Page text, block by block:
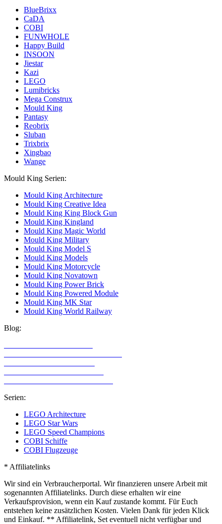
BlueBrixx
CaDA
COBI
FUNWHOLE
Happy Build
INSOON
Jiestar
Kazi
LEGO
Lumibricks
Mega Construx
Mould King
Pantasy
Reobrix
Sluban
Trixbrix
Xingbao
Wange
Mould King Serien:
Mould King Architecture
Mould King Creative Idea
Mould King King Block Gun
Mould King Kingland
Mould King Magic World
Mould King Military
Mould King Model S
Mould King Models
Mould King Motorcycle
Mould King Novatown
Mould King Power Brick
Mould King Powered Module
Mould King MK Star
Mould King World Railway
Blog:
Serien:
LEGO Architecture
LEGO Star Wars
LEGO Speed Champions
COBI Schiffe
COBI Flugzeuge
* Affiliatelinks
Wir sind ein Verbraucherportal. Wir finanzieren unsere Arbeit mit
sogenannten Affiliatelinks. Durch diese erhalten wir eine
Verkaufsprovision, wenn ein Kauf zustande kommt. Für Euch
entstehen keine zusätzlichen Kosten. Vielen Dank für jeden Klick
und Einkauf. ** Affiliatelink, Set eventuell nicht verfügbar und